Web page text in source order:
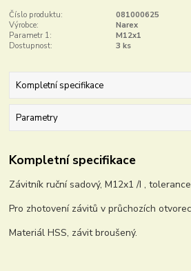
Číslo produktu:
081000625
Výrobce:
Narex
Parametr 1:
M12x1
Dostupnost:
3 ks
Kompletní specifikace
Parametry
Kompletní specifikace
Závitník ruční sadový, M12x1 /I ,
Pro zhotovení závitů v průchozích
Materiál HSS, závit broušený.